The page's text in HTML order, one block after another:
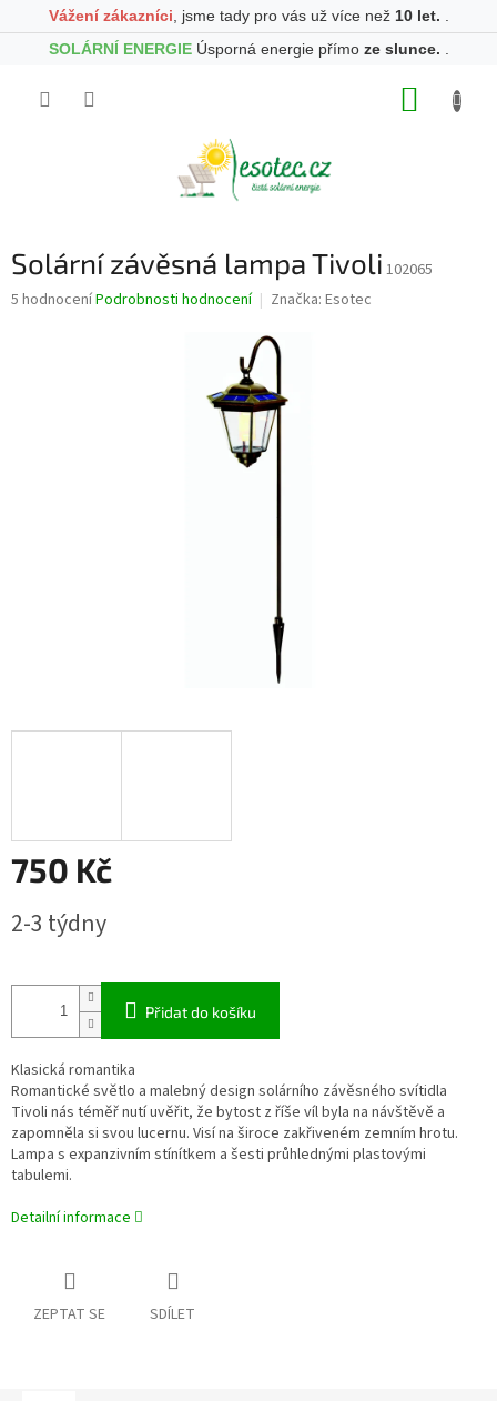
Vážení zákazníci , jsme tady pro vás už více než 10 let.
SOLÁRNÍ ENERGIEÚsporná energie přímo ze slunce.
Solární závěsná lampa Tivoli 102065
Průměrné
5 hodnoceníPodrobnosti hodnocení Značka: Esotec
750 Kč
cena:
2-3 týdny
Přidat do košíku
Klasická romantika
Romantické světlo a malebný design solárního závěsného svítidla
Tivoli nás téměř nutí uvěřit, že bytost z říše víl byla na návštěvě a
zapomněla si svou lucernu. Visí na široce zakřiveném zemním hrotu.
Lampa s expanzivním stínítkem a šesti průhlednými plastovými
tabulemi.
Detailní informace
ZEPTAT SE SDÍLET